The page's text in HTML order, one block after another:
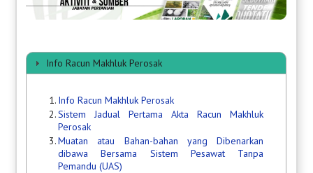
Info Racun Makhluk Perosak
1. Info Racun Makhluk Perosak
2.Sistem Jadual Pertama Akta Racun Makhluk
Perosak
3.Muatan atau Bahan-bahan yang Dibenarkan
dibawa Bersama Sistem Pesawat Tanpa
Pemandu (UAS)